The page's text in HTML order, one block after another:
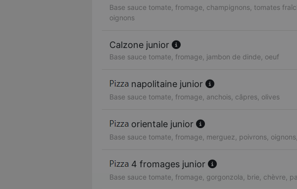
Base sauce tomate, fromage, champignons, tomates
oignons
Calzone junior
Base sauce tomate, fromage, jambon de dinde, oeuf
napolitaine junior
Base sauce tomate, fromage, anchois, câpres, olives
orientale junior
Base sauce tomate, fromage, merguez, poivrons,
4 fromages junior
Base sauce tomate, fromage, gorgonzola, brie, chèvre,